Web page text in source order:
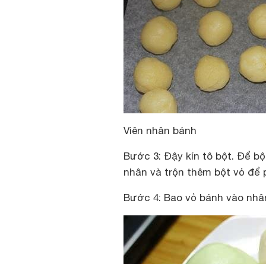
Viên nhân bánh
Bước 3: Đậy kín tô bột. Để
nhân và trộn thêm bột vỏ để
Bước 4: Bao vỏ bánh vào